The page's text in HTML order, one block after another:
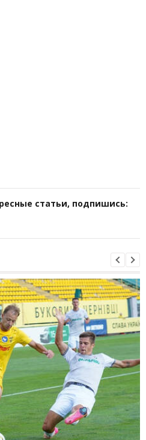
статьи, подпишись: